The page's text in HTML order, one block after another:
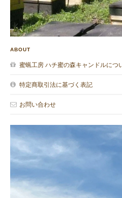
ABOUT
蜜蝋工房 ハチ蜜の森キャンドルにつ
特定商取引法に基づく表記
お問い合わせ